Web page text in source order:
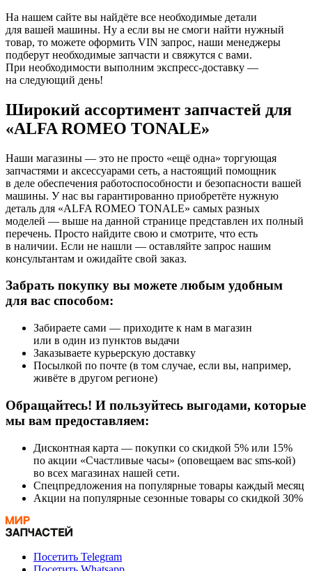
На нашем сайте вы найдёте все необходимые детали
для вашей машины. Ну а если вы не смоги найти нужный
товар, то можете оформить VIN запрос, наши менеджеры
подберут необходимые запчасти и свяжутся с вами.
При необходимости выполним экспресс-доставку —
на следующий день!
Широкий ассортимент запчастей для
«ALFA ROMEO TONALE»
Наши магазины — это не просто «ещё одна» торгующая
запчастями и аксессуарами сеть, а настоящий помощник
в деле обеспечения работоспособности и безопасности вашей
машины. У нас вы гарантированно приобретёте нужную
деталь для «ALFA ROMEO TONALE» самых разных
моделей — выше на данной странице представлен их полный
перечень. Просто найдите свою и смотрите, что есть
в наличии. Если не нашли — оставляйте запрос нашим
консультантам и ожидайте свой заказ.
Забрать покупку вы можете любым удобным
для вас способом:
Забираете сами — приходите к нам в магазин
или в один из пунктов выдачи
Заказываете курьерскую доставку
Посылкой по почте (в том случае, если вы, например,
живёте в другом регионе)
Обращайтесь! И пользуйтесь выгодами, которые
мы вам предоставляем:
Дисконтная карта — покупки со скидкой 5% или 15%
по акции «Счастливые часы» (оповещаем вас sms-кой)
во всех магазинах нашей сети.
Спецпредложения на популярные товары каждый месяц
Акции на популярные сезонные товары со скидкой 30%
Посетить Telegram